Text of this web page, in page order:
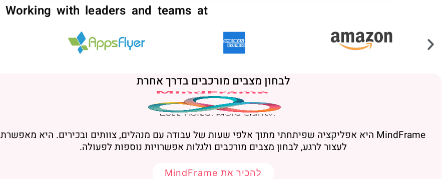
Working with leaders and teams at
לבחון מצבים מורכבים בדרך אחרת
MindFrame היא אפליקציה שפיתחתי מתוך אלפי שעות של עבודה עם מנהלים, צוותים ובכירים. היא מאפשרת
לעצור לרגע, לבחון מצבים מורכבים ולגלות אפשרויות נוספות לפעולה.
להכיר את MindFrame